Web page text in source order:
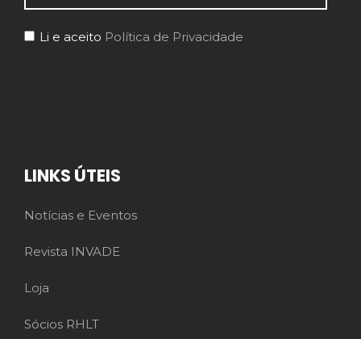
Li e aceito Política de Privacidade
LINKS ÚTEIS
Notícias e Eventos
Revista INVADE
Loja
Sócios RHLT